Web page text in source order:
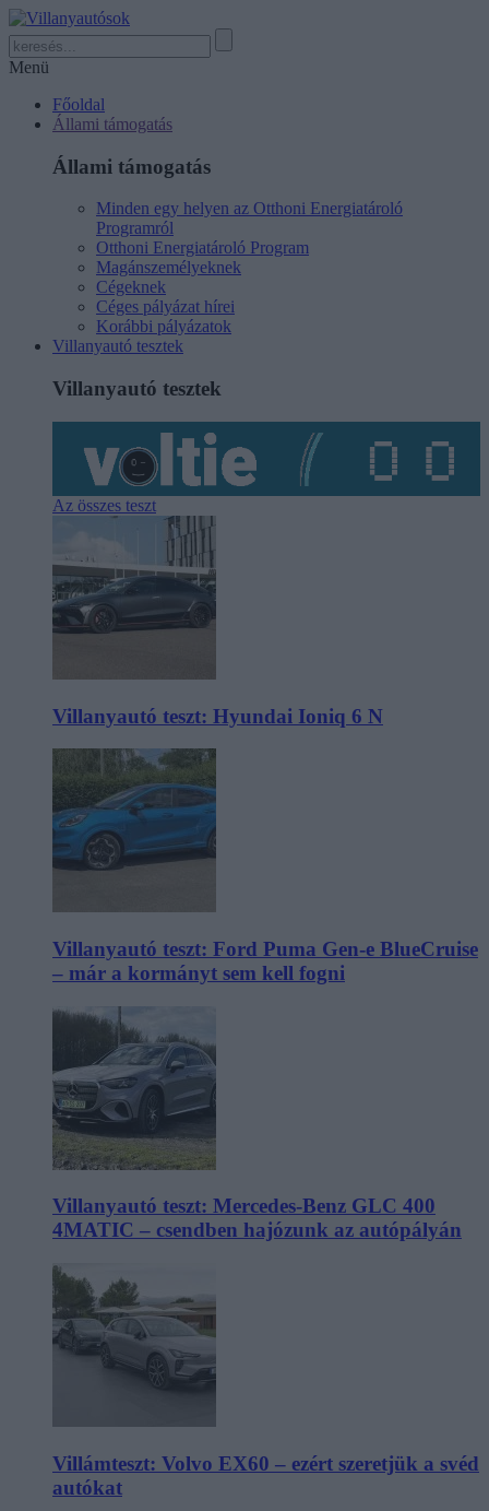
Menü
Főoldal
Állami támogatás
Állami támogatás
Minden egy helyen az Otthoni Energiatároló
Programról
Otthoni Energiatároló Program
Magánszemélyeknek
Cégeknek
Céges pályázat hírei
Korábbi pályázatok
Villanyautó tesztek
Villanyautó tesztek
Az összes teszt
Villanyautó teszt: Hyundai Ioniq 6 N
Villanyautó teszt: Ford Puma Gen-e BlueCruise
– már a kormányt sem kell fogni
Villanyautó teszt: Mercedes-Benz GLC 400
4MATIC – csendben hajózunk az autópályán
Villámteszt: Volvo EX60 – ezért szeretjük a svéd
autókat